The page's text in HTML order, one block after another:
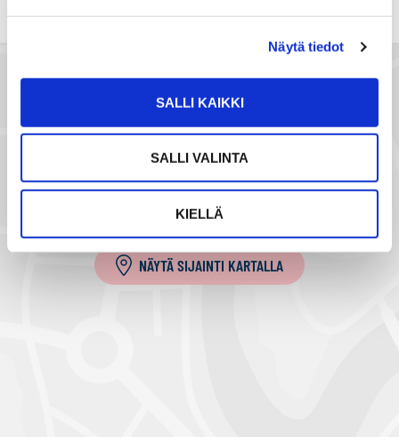
Näytä tiedot
SALLI KAIKKI
SALLI VALINTA
KIELLÄ
p
t
i
l
NÄYTÄ SIJAINTI KARTALLA